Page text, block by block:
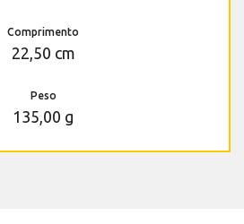
Comprimento
22,50 cm
Peso
135,00 g